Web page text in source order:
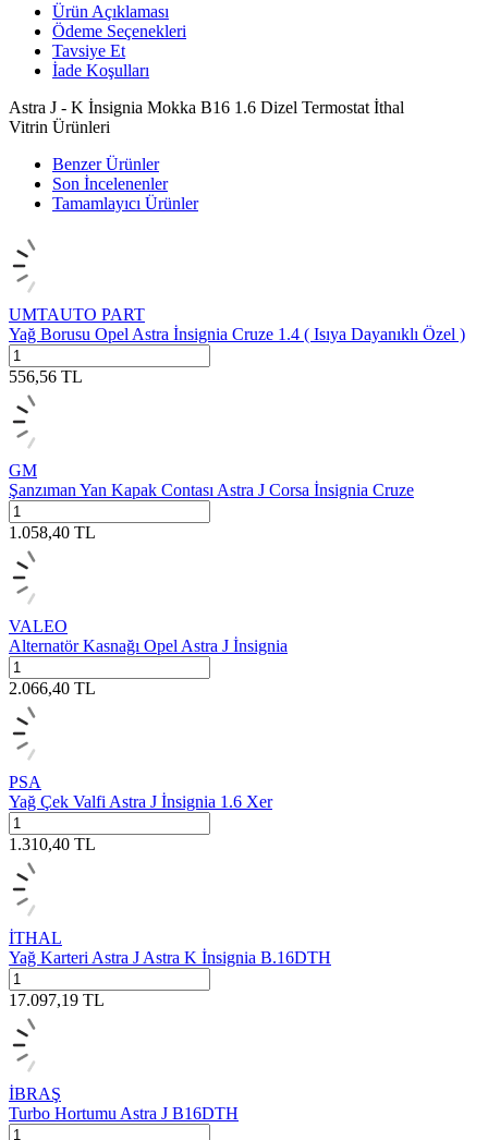
Ürün Açıklaması
Ödeme Seçenekleri
Tavsiye Et
İade Koşulları
Astra J - K İnsignia Mokka B16 1.6 Dizel Termostat İthal
Vitrin Ürünleri
Benzer Ürünler
Son İncelenenler
Tamamlayıcı Ürünler
UMTAUTO PART
Yağ Borusu Opel Astra İnsignia Cruze 1.4 ( Isıya Dayanıklı Özel )
556,56 TL
GM
Şanzıman Yan Kapak Contası Astra J Corsa İnsignia Cruze
1.058,40 TL
VALEO
Alternatör Kasnağı Opel Astra J İnsignia
2.066,40 TL
PSA
Yağ Çek Valfi Astra J İnsignia 1.6 Xer
1.310,40 TL
İTHAL
Yağ Karteri Astra J Astra K İnsignia B.16DTH
17.097,19 TL
İBRAŞ
Turbo Hortumu Astra J B16DTH